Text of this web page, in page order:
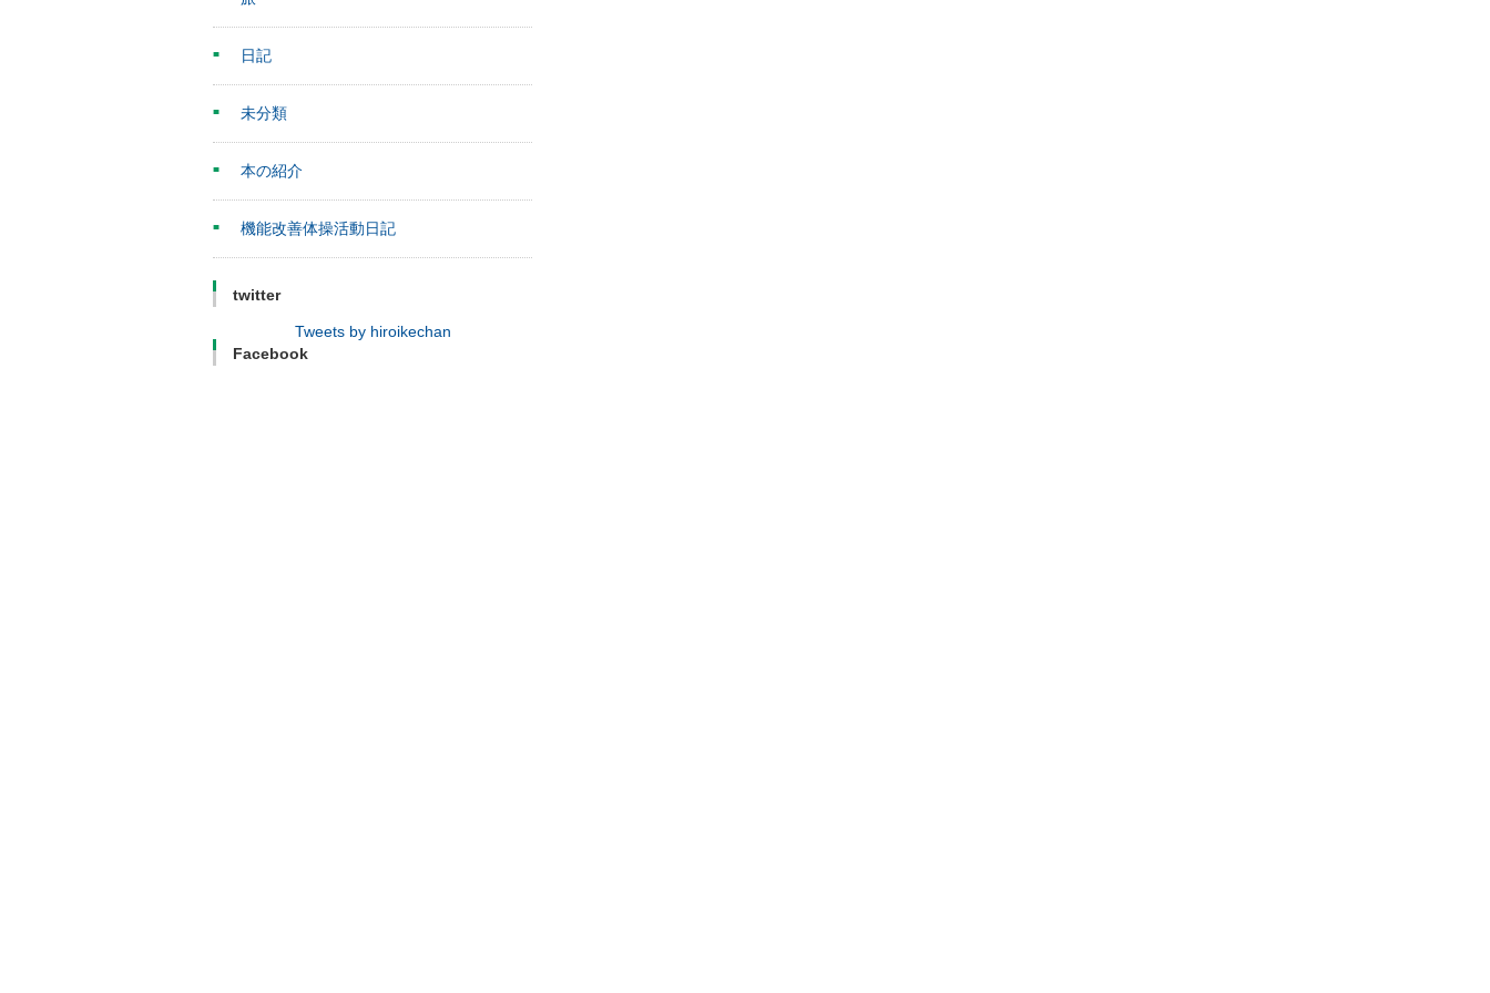
日記
未分類
本の紹介
機能改善体操活動日記
twitter
Tweets by hiroikechan
Facebook